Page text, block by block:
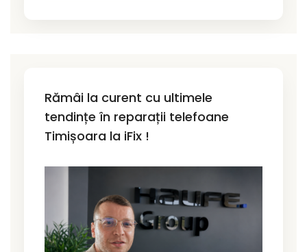
Rămâi la curent cu ultimele
tendințe în reparații telefoane
Timișoara la iFix !